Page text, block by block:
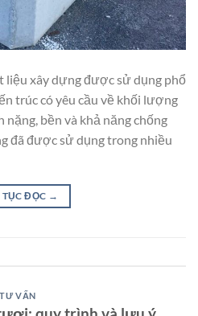
liệu xây dựng được sử dụng phổ
trúc có yêu cầu về khối lượng
nặng, bền và khả năng chống
đã được sử dụng trong nhiều
TỤC ĐỌC →
TƯ VẤN